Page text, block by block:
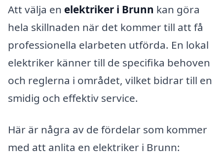
Att välja en elektriker i Brunn kan göra
hela skillnaden när det kommer till att få
professionella elarbeten utförda. En lokal
elektriker känner till de specifika behoven
och reglerna i området, vilket bidrar till en
smidig och effektiv service.
Här är några av de fördelar som kommer
med att anlita en elektriker i Brunn: